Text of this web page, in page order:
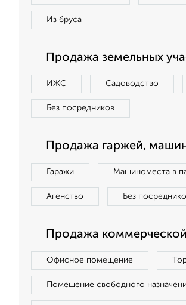
Из бруса
Продажа земельных
ИЖС Садоводство
Без посредников
Продажа гаржей,
Гаражи Машиноместа в
Агенство Без
Продажа
Офисное помещение
Помещение свободного